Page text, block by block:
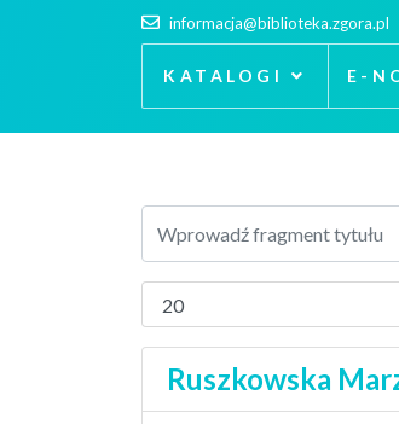
informacja@biblioteka.zgora.pl
KATALOGI E-
Ruszkowska